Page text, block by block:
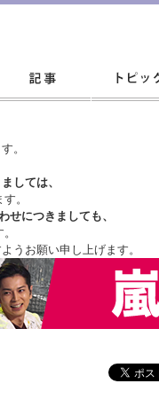
。
しては、
。
せにつきましても、
うお願い申し上げます。